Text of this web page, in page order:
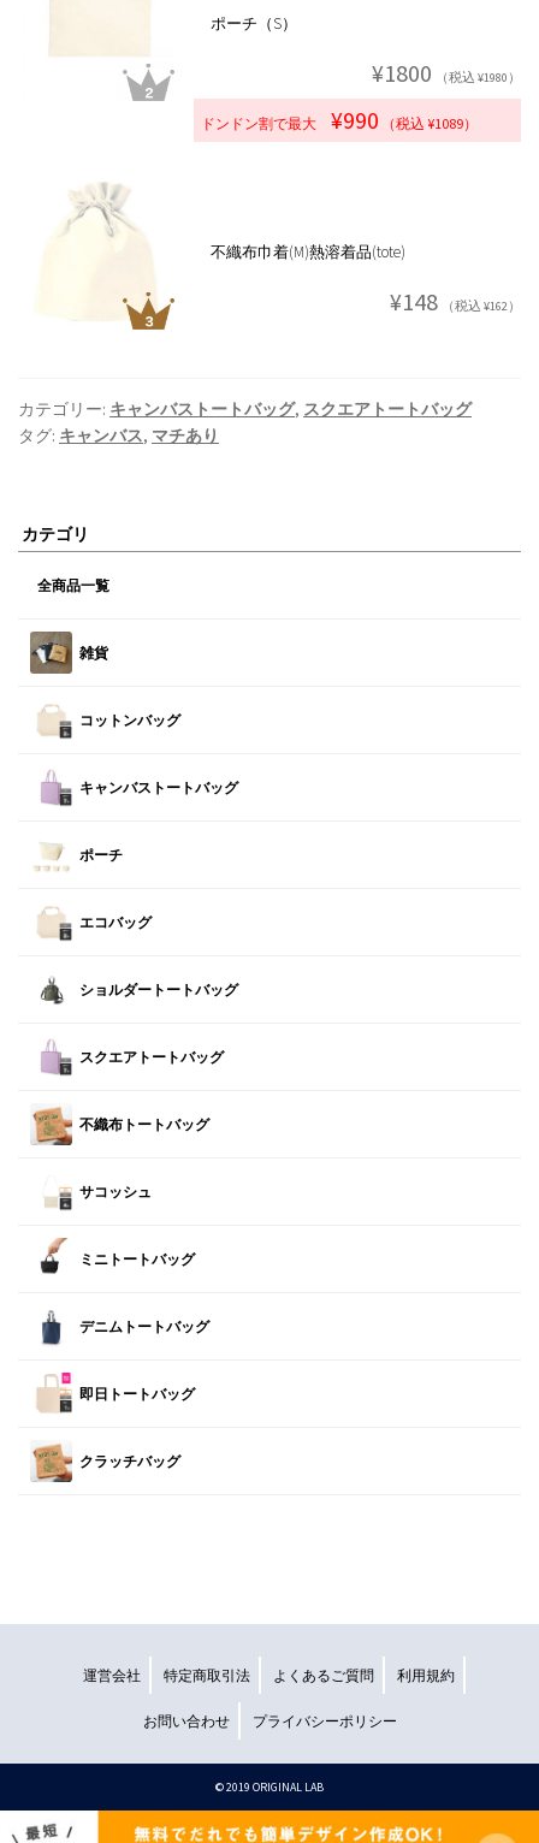
ポーチ（S）
¥1800 （税込 ¥1980）
ドンドン割で最大 ¥990 （税込 ¥1089）
不織布巾着(M)熱溶着品(tote)
¥148 （税込 ¥162）
カテゴリー: キャンバストートバッグ, スクエアトートバッグ
タグ: キャンバス, マチあり
カテゴリ
全商品一覧
雑貨
コットンバッグ
キャンバストートバッグ
ポーチ
エコバッグ
ショルダートートバッグ
スクエアトートバッグ
不織布トートバッグ
サコッシュ
ミニトートバッグ
デニムトートバッグ
即日トートバッグ
クラッチバッグ
運営会社 特定商取引法 よくあるご質問 利用規約
お問い合わせ プライバシーポリシー
©︎ 2019 ORIGINAL LAB